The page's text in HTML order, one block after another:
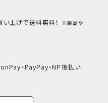
い上げで送料無料！
※離島や
・PayPay・NP後払い